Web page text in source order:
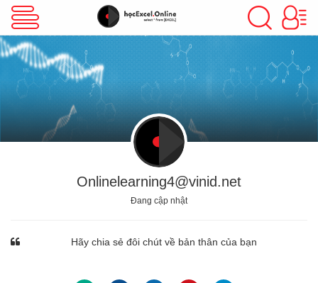
VBA Excel
Excel Cơ Bản
Excel Nâng Cao
Onlinelearning4@vinid.net
Đang cập nhật
Hãy chia sẻ đôi chút về bản thân của bạn